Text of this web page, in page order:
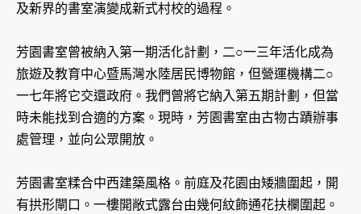
及新界的書室演變成新式村校的過程。
芳園書室曾被納入第一期活化計劃，二○一三年活化成為
旅遊及教育中心暨馬灣水陸居民博物館，但營運機構二○
一七年將它交還政府。我們曾將它納入第五期計劃，但當
時未能找到合適的方案。現時，芳園書室由古物古蹟辦事
處管理，並向公眾開放。
芳園書室糅合中西建築風格。前庭及花園由矮牆圍起，開
有拱形閘口。一樓開敞式露台由幾何紋飾通花扶欄圍起。